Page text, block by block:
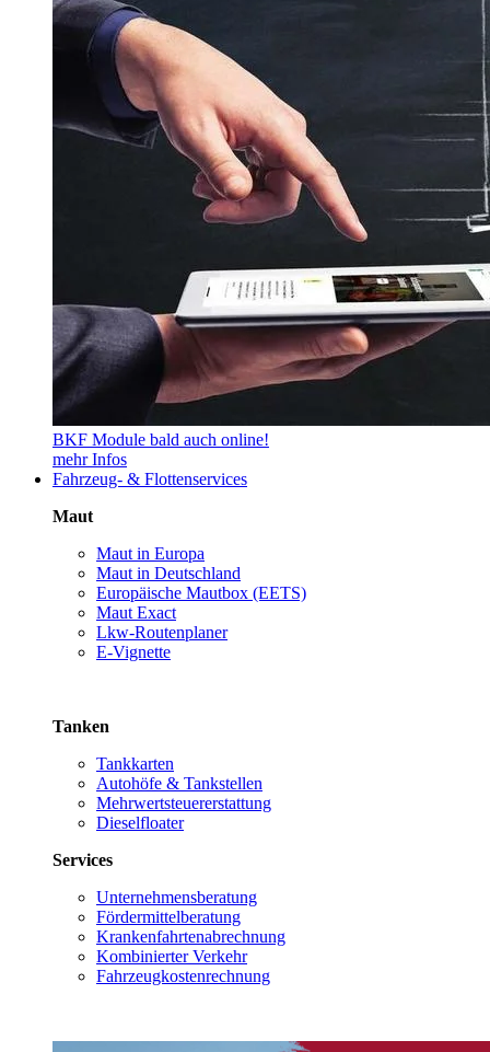
BKF Module bald auch online!
mehr Infos
Fahrzeug- & Flottenservices
Maut
Maut in Europa
Maut in Deutschland
Europäische Mautbox (EETS)
Maut Exact
Lkw-Routenplaner
E-Vignette
Tanken
Tankkarten
Autohöfe & Tankstellen
Mehrwertsteuererstattung
Dieselfloater
Services
Unternehmensberatung
Fördermittelberatung
Krankenfahrtenabrechnung
Kombinierter Verkehr
Fahrzeugkostenrechnung